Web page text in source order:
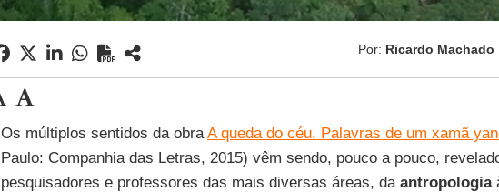
Por: Ricardo Machado
Os múltiplos sentidos da obraA queda do céu. Palavras de um xamã
Paulo: Companhia das Letras, 2015) vêm sendo, pouco a pouco,
pesquisadores e professores das mais diversas áreas, da antropologia